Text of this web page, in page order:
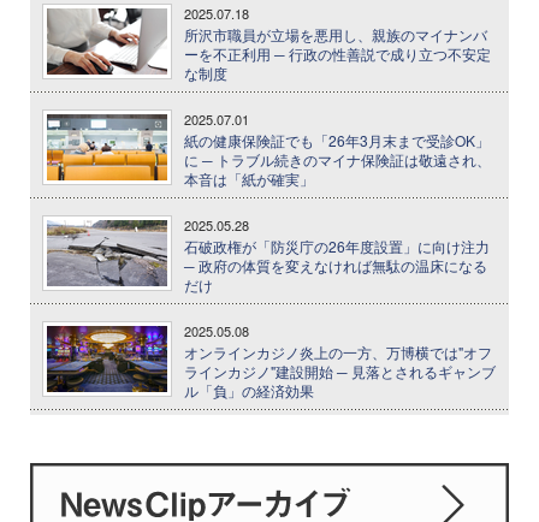
2025.07.18
所沢市職員が立場を悪用し、親族のマイナンバ
ーを不正利用 ─ 行政の性善説で成り立つ不安定
な制度
2025.07.01
紙の健康保険証でも「26年3月末まで受診OK」
に ─ トラブル続きのマイナ保険証は敬遠され、
本音は「紙が確実」
2025.05.28
石破政権が「防災庁の26年度設置」に向け注力
─ 政府の体質を変えなければ無駄の温床になる
だけ
2025.05.08
オンラインカジノ炎上の一方、万博横では"オフ
ラインカジノ"建設開始 ─ 見落とされるギャンブ
ル「負」の経済効果